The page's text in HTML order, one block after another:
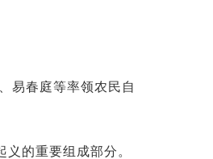
易春庭等率领农民自
的重要组成部分。